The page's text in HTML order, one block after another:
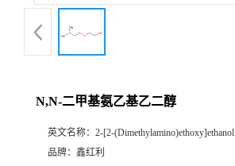
N,N-二甲基氨乙基乙二醇
英文名称： 2-[2-(Dimethylamino)ethoxy]ethanol
品牌： 鑫红利